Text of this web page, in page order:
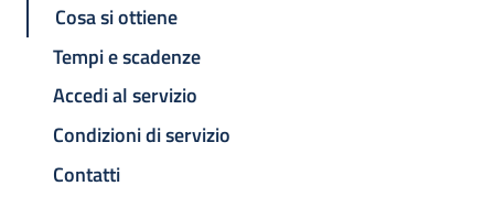
Cosa si ottiene
Tempi e scadenze
Accedi al servizio
Condizioni di servizio
Contatti